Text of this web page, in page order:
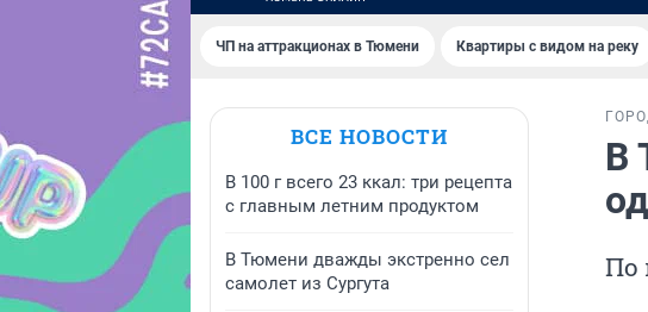
ЧП на аттракционах в Тюмени Квартиры с видом на реку
ВСЕ НОВОСТИ
В 100 г всего 23 ккал: три рецепта
с главным летним продуктом
В Тюмени дважды экстренно сел
самолет из Сургута
В
По